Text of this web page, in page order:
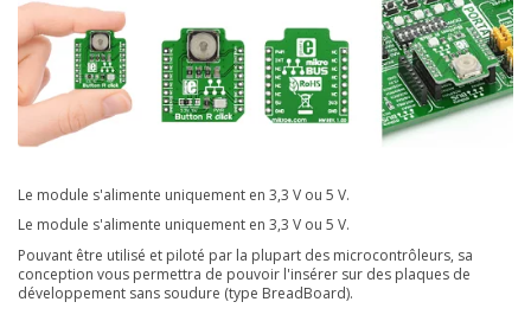
Le module s'alimente uniquement en 3,3 V ou 5 V.
Le module s'alimente uniquement en 3,3 V ou 5 V.
Pouvant être utilisé et piloté par la plupart des microcontrôleurs, sa
conception vous permettra de pouvoir l'insérer sur des plaques de
développement sans soudure (type BreadBoard).